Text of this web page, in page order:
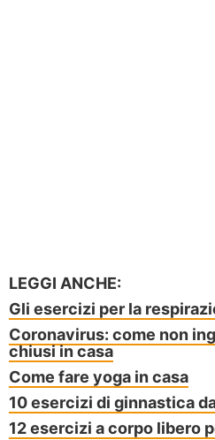
LEGGI ANCHE:
Gli esercizi per la
Coronavirus: come non
chiusi in casa
Come fare yoga in casa
10 esercizi di ginnastica
12 esercizi a corpo libero